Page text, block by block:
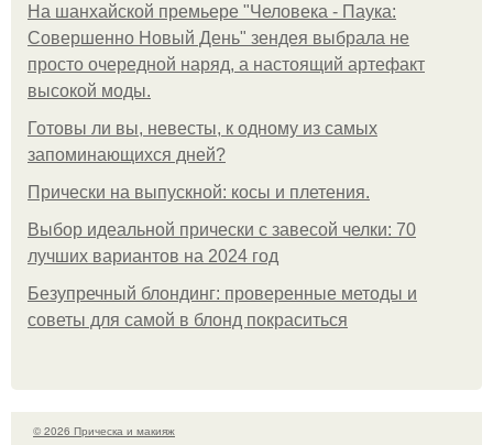
На шанхайской премьере "Человека - Паука:
Совершенно Новый День" зендея выбрала не
просто очередной наряд, а настоящий артефакт
высокой моды.
Готовы ли вы, невесты, к одному из самых
запоминающихся дней?
Прически на выпускной: косы и плетения.
Выбор идеальной прически с завесой челки: 70
лучших вариантов на 2024 год
Безупречный блондинг: проверенные методы и
советы для самой в блонд покраситься
© 2026 Прическа и макияж